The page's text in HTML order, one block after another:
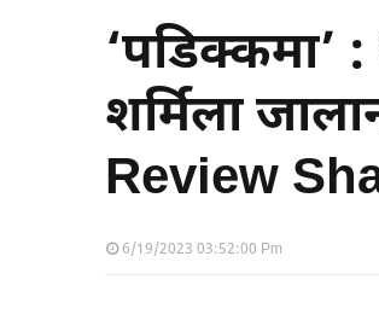
‘पडिक्कमा’
शर्मिला
Review
6/19/2023 03:52:00 Pm